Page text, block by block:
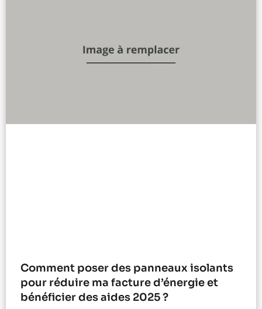
Comment poser des panneaux isolants
pour réduire ma facture d’énergie et
bénéficier des aides 2025 ?